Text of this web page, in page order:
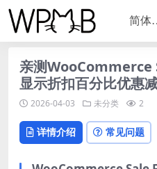
亲测WooCommerce
显示折扣百分比优惠
2026-04-03 未分类 2
详情介绍 常见问题